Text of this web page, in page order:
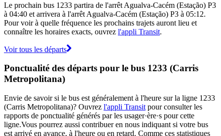
Le prochain bus 1233 partira de l'arrêt Agualva-Cacém (Estação) P3
à 04:40 et arrivera à l'arrêt Agualva-Cacém (Estação) P3 à 05:12.
Pour voir à quelle fréquence les prochains trajets auront lieu et
connaître les horaires exacts, ouvrez l'appli Transit.
Voir tous les départs
Ponctualité des départs pour le bus 1233 (Carris
Metropolitana)
Envie de savoir si le bus est généralement à l'heure sur la ligne 1233
(Carris Metropolitana)? Ouvrez l'appli Transit pour consulter les
rapports de ponctualité générés par les usager·ère·s pour cette
ligne.Vous pourrez aussi contribuer en nous indiquant si votre bus
est arrivé en avance, à l'heure ou en retard. Comme ces statistiques